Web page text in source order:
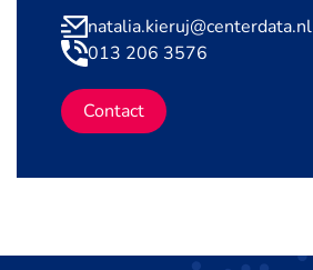
natalia.kieruj@centerdata.nl
013 206 3576
Contact